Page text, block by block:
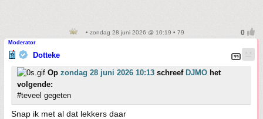
• zondag 28 juni 2026 @ 10:19 • 79
Moderator
Dotteke
Op zondag 28 juni 2026 10:13 schreef DJMO het
volgende:
#teveel gegeten
Snap ik met al dat lekkers daar